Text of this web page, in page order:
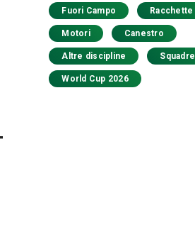
Fuori Campo Racchette
Motori Canestro
Altre discipline Squadre
World Cup 2026